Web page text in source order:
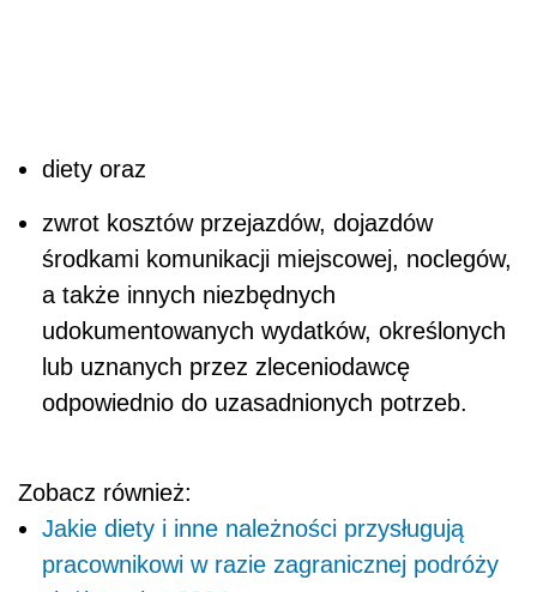
diety oraz
zwrot kosztów przejazdów, dojazdów
środkami komunikacji miejscowej, noclegów,
a także innych niezbędnych
udokumentowanych wydatków, określonych
lub uznanych przez zleceniodawcę
odpowiednio do uzasadnionych potrzeb.
Zobacz również:
Jakie diety i inne należności przysługują
pracownikowi w razie zagranicznej podróży